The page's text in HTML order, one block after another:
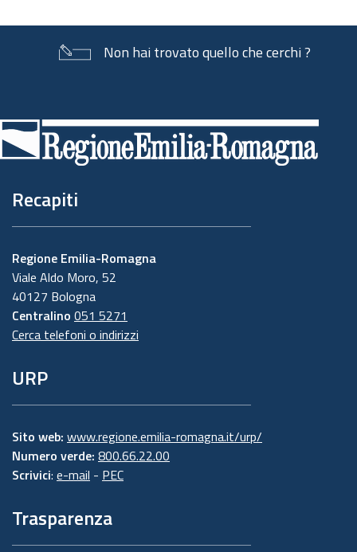
Non hai trovato quello che cerchi ?
di
pagina
Recapiti
Regione Emilia-Romagna
Viale Aldo Moro, 52
40127 Bologna
Centralino 051 5271
Cerca telefoni o indirizzi
URP
Sito web: www.regione.emilia-romagna.it/urp/
Numero verde: 800.66.22.00
Scrivici: e-mail - PEC
Trasparenza